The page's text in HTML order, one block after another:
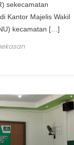
sekecamatan
Kantor Majelis Wakil
kecamatan […]